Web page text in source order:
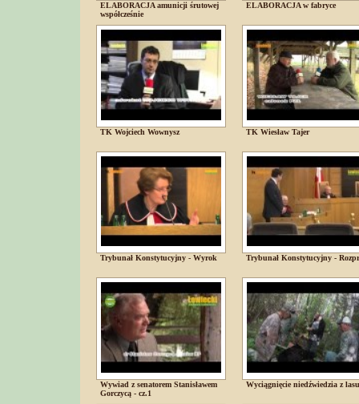
ELABORACJA amunicji śrutowej
współcześnie
ELABORACJA w fabryce
TK Wojciech Wownysz TK Wiesław Tajer
Trybunał Konstytucyjny - Wyrok Trybunał Konstytucyjny -
Wywiad z senatorem Stanisławem
Gorczycą - cz.1
Wyciągnięcie niedźwiedzia z lasu